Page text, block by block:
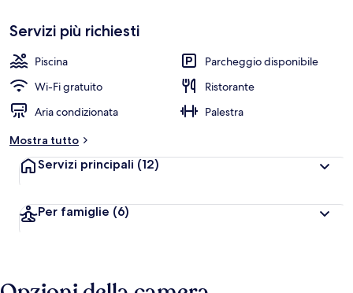
Servizi più richiesti
Piscina
Parcheggio disponibile
Wi-Fi gratuito
Ristorante
Aria condizionata
Palestra
Mostra tutto
Servizi principali (12)
Per famiglie (6)